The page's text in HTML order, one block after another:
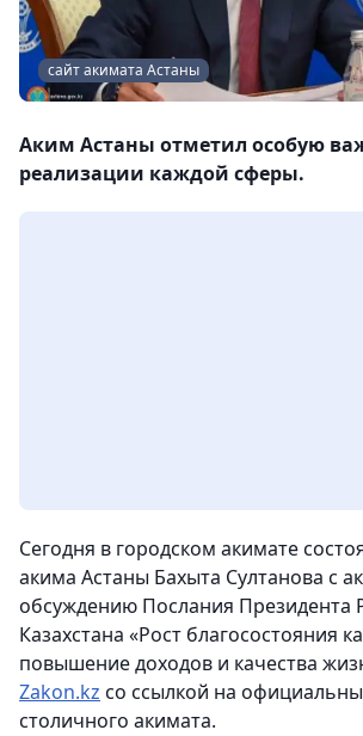
сайт акимата Астаны
Аким Астаны отметил особую
реализации каждой сферы.
Сегодня в городском акимате
акима Астаны Бахыта Султанова с
обсуждению Послания Президента
Казахстана «Рост благосостояния
повышение доходов и качества
Zakon.kz со ссылкой на
столичного акимата.